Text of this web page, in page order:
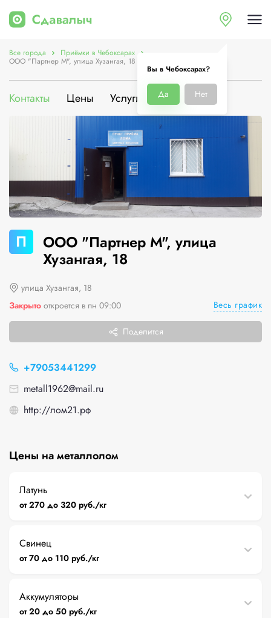
Вы в Чебоксарах?
Да Нет
Все города Приёмки в Чебоксарах
ООО "Партнер М", улица Хузангая, 18
Контакты Цены Услуги О компании
П
ООО "Партнер М", улица
Хузангая, 18
улица Хузангая, 18
Закрыто откроется в пн 09:00 Весь график
Поделится
+79053441299
metall1962@mail.ru
http://лом21.рф
Цены на металлолом
Латунь
от 270 до 320 руб./кг
Свинец
от 70 до 110 руб./кг
Аккумуляторы
от 20 до 50 руб./кг